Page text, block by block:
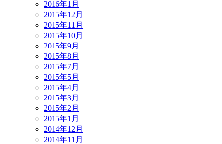
2016年1月
2015年12月
2015年11月
2015年10月
2015年9月
2015年8月
2015年7月
2015年5月
2015年4月
2015年3月
2015年2月
2015年1月
2014年12月
2014年11月